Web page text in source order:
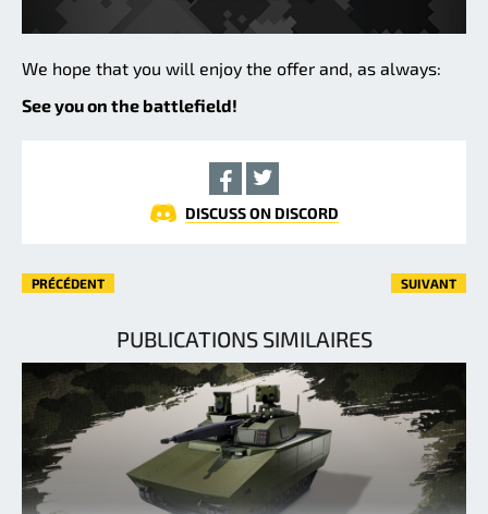
We hope that you will enjoy the offer and, as always:
See you on the battlefield!
DISCUSS ON DISCORD
PRÉCÉDENT SUIVANT
PUBLICATIONS SIMILAIRES